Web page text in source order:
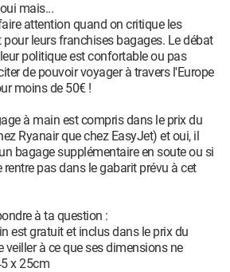
mais...
attention quand on critique les
leurs franchises bagages. Le débat
politique est confortable ou pas
de pouvoir voyager à travers l'Europe
moins de 50€ !
à main est compris dans le prix du
Ryanair que chez EasyJet) et oui, il
bagage supplémentaire en soute ou si
pas dans le gabarit prévu à cet
à ta question :
est gratuit et inclus dans le prix du
veiller à ce que ses dimensions ne
x 25cm